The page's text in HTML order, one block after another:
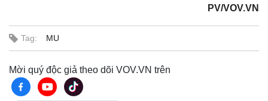
PV/VOV.VN
Tag: MU
Mời quý độc giả theo dõi VOV.VN trên